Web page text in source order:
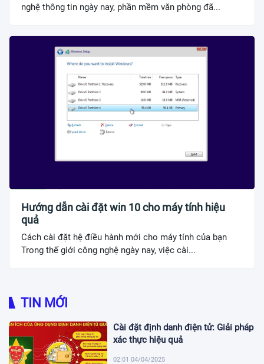
nghệ thông tin ngày nay, phần mềm văn phòng đã...
Hướng dẫn cài đặt win 10 cho máy tính hiệu
quả
Cách cài đặt hệ điều hành mới cho máy tính của bạn
Trong thế giới công nghệ ngày nay, việc cài...
TIN MỚI
Cài đặt định danh điện tử: Giải pháp
xác thực hiệu quả
02:01 04/04/2025